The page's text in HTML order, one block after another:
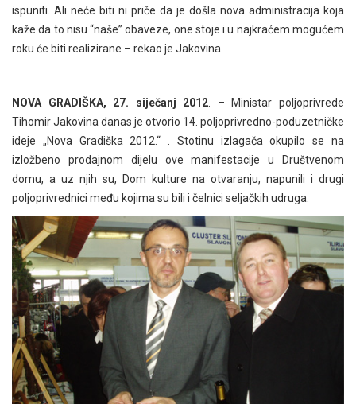
ispuniti. Ali neće biti ni priče da je došla nova administracija koja
kaže da to nisu “naše” obaveze, one stoje i u najkraćem mogućem
roku će biti realizirane – rekao je Jakovina.
NOVA GRADIŠKA, 27. siječanj 2012. – Ministar poljoprivrede
Tihomir Jakovina danas je otvorio 14. poljoprivredno-poduzetničke
ideje „Nova Gradiška 2012.“ . Stotinu izlagača okupilo se na
izložbeno prodajnom dijelu ove manifestacije u Društvenom
domu, a uz njih su, Dom kulture na otvaranju, napunili i drugi
poljoprivrednici među kojima su bili i čelnici seljačkih udruga.